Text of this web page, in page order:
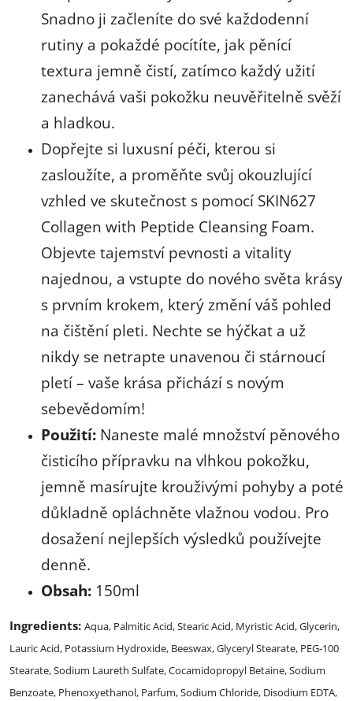
Snadno ji začleníte do své každodenní
rutiny a pokaždé pocítíte, jak pěnící
textura jemně čistí, zatímco každý užití
zanechává vaši pokožku neuvěřitelně svěží
a hladkou.
Dopřejte si luxusní péči, kterou si
zasloužíte, a proměňte svůj okouzlující
vzhled ve skutečnost s pomocí SKIN627
Collagen with Peptide Cleansing Foam.
Objevte tajemství pevnosti a vitality
najednou, a vstupte do nového světa krásy
s prvním krokem, který změní váš pohled
na čištění pleti. Nechte se hýčkat a už
nikdy se netrapte unavenou či stárnoucí
pletí – vaše krása přichází s novým
sebevědomím!
Použití: Naneste malé množství pěnového
čisticího přípravku na vlhkou pokožku,
jemně masírujte krouživými pohyby a poté
důkladně opláchněte vlažnou vodou. Pro
dosažení nejlepších výsledků používejte
denně.
Obsah: 150ml
Ingredients: Aqua, Palmitic Acid, Stearic Acid, Myristic Acid, Glycerin,
Lauric Acid, Potassium Hydroxide, Beeswax, Glyceryl Stearate, PEG-100
Stearate, Sodium Laureth Sulfate, Cocamidopropyl Betaine, Sodium
Benzoate, Phenoxyethanol, Parfum, Sodium Chloride, Disodium EDTA,